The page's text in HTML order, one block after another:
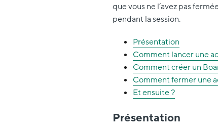
que vous ne l’avez pas
pendant la session.
Présentation
Comment lancer une
Comment créer un
Comment fermer une
Et ensuite ?
Présentation